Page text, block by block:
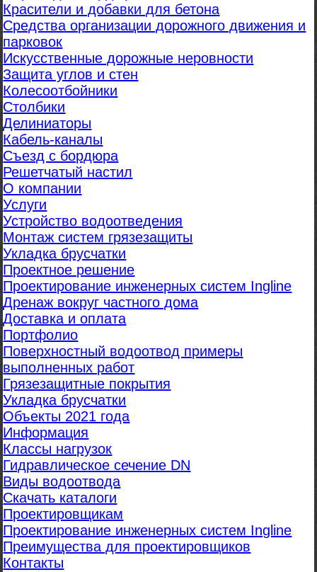
Красители и добавки для бетона
Средства организации дорожного движения и
парковок
Искусственные дорожные неровности
Защита углов и стен
Колесоотбойники
Столбики
Делиниаторы
Кабель-каналы
Съезд с бордюра
Решетчатый настил
О компании
Услуги
Устройство водоотведения
Монтаж систем грязезащиты
Укладка брусчатки
Проектное решение
Проектирование инженерных систем Ingline
Дренаж вокруг частного дома
Доставка и оплата
Портфолио
Поверхностный водоотвод примеры
выполненных работ
Грязезащитные покрытия
Укладка брусчатки
Объекты 2021 года
Информация
Классы нагрузок
Гидравлическое сечение DN
Виды водоотвода
Скачать каталоги
Проектировщикам
Проектирование инженерных систем Ingline
Преимущества для проектировщиков
Контакты